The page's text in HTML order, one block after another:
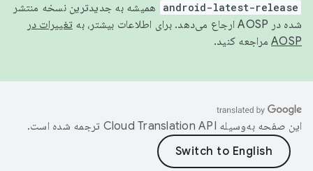
android-latest-release
همیشه به جدیدترین نسخه منتشر
شده در AOSP ارجاع می‌دهد. برای اطلاعات بیشتر، به
تغییرات در
AOSP مراجعه کنید.
این صفحه به‌وسیله ترجمه شده است.